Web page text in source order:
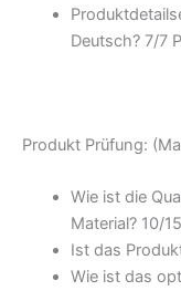
Deutsch? 7/7
Produkt Prüfung:
Wie ist die
Material? 10/
Ist das
Wie ist das